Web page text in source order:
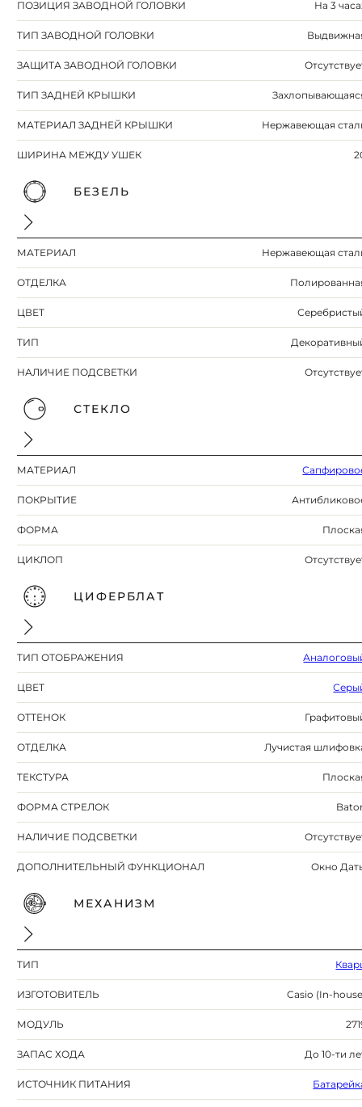
ПОЗИЦИЯ ЗАВОДНОЙ ГОЛОВКИ На 3
ТИП ЗАВОДНОЙ ГОЛОВКИ
ЗАЩИТА ЗАВОДНОЙ ГОЛОВКИ
ТИП ЗАДНЕЙ КРЫШКИ
МАТЕРИАЛ ЗАДНЕЙ КРЫШКИ Нержавеющая
ШИРИНА МЕЖДУ УШЕК
БЕЗЕЛЬ
МАТЕРИАЛ Нержавеющая
ОТДЕЛКА
ЦВЕТ
ТИП
НАЛИЧИЕ ПОДСВЕТКИ
СТЕКЛО
МАТЕРИАЛ
ПОКРЫТИЕ
ФОРМА
ЦИКЛОП
ЦИФЕРБЛАТ
ТИП ОТОБРАЖЕНИЯ
ЦВЕТ
ОТТЕНОК
ОТДЕЛКА Лучистая
ТЕКСТУРА
ФОРМА СТРЕЛОК
НАЛИЧИЕ ПОДСВЕТКИ
ДОПОЛНИТЕЛЬНЫЙ ФУНКЦИОНАЛ Окно
МЕХАНИЗМ
ТИП
ИЗГОТОВИТЕЛЬ Casio (In-
МОДУЛЬ
ЗАПАС ХОДА До 10-ти
ИСТОЧНИК ПИТАНИЯ